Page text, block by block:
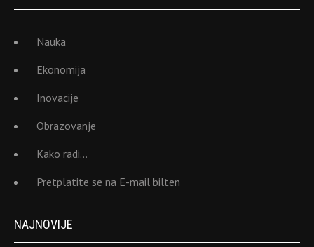
Nauka
Ekonomija
Inovacije
Obrazovanje
Kako radi…
Pretplatite se na E-mail bilten
NAJNOVIJE